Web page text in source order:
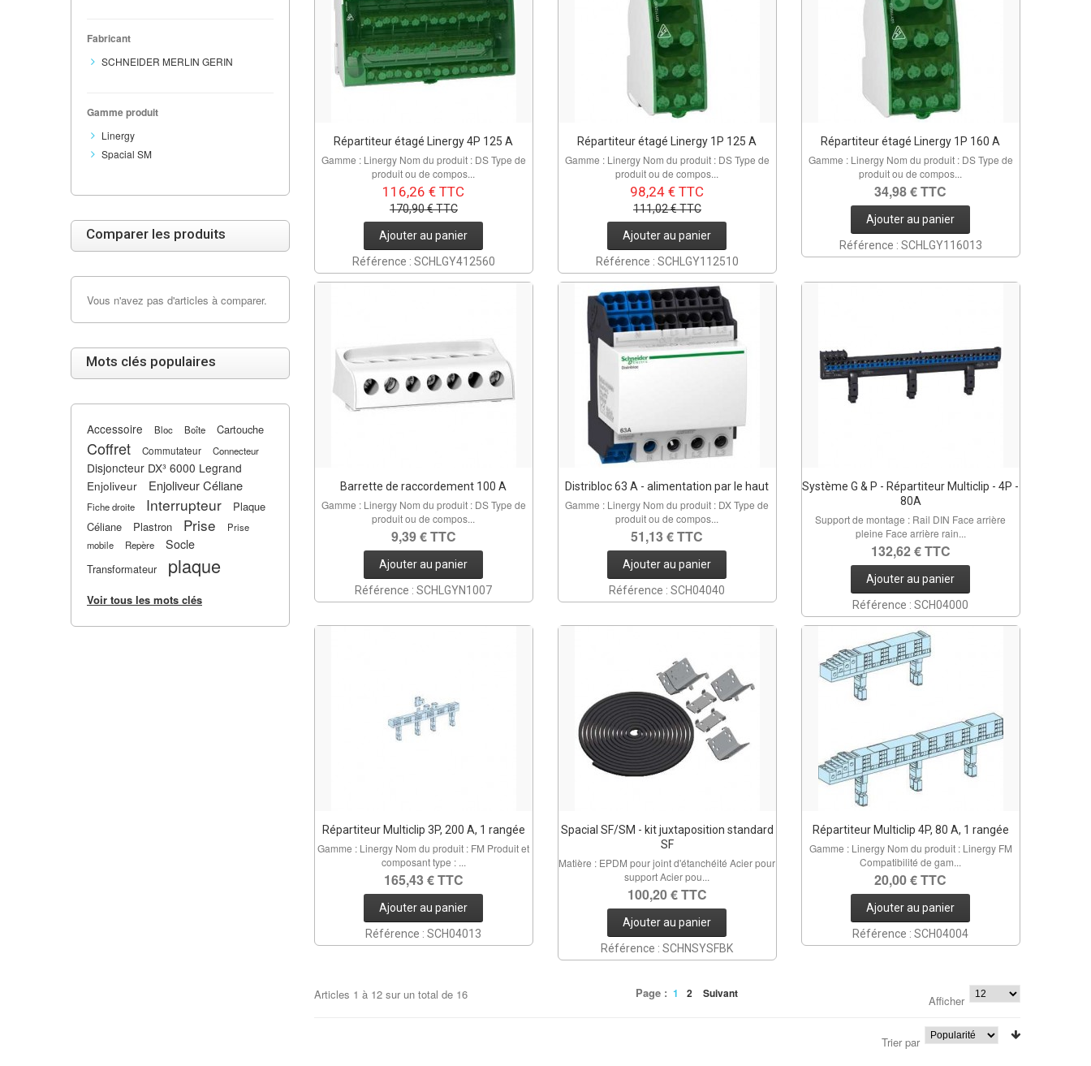
Répartiteur étagé Linergy 4P 125 A
Gamme : Linergy Nom du produit : DS Type de
produit ou de compos...
116,26 € TTC
170,90 € TTC
Ajouter au panier
Référence : SCHLGY412560
Répartiteur étagé Linergy 1P 125 A
Gamme : Linergy Nom du produit : DS Type de
produit ou de compos...
98,24 € TTC
111,02 € TTC
Ajouter au panier
Référence : SCHLGY112510
Répartiteur étagé Linergy 1P 160 A
Gamme : Linergy Nom du produit : DS Type de
produit ou de compos...
34,98 € TTC
Ajouter au panier
Référence : SCHLGY116013
Barrette de raccordement 100 A
Gamme : Linergy Nom du produit : DS Type de
produit ou de compos...
9,39 € TTC
Ajouter au panier
Référence : SCHLGYN1007
Distribloc 63 A - alimentation par le haut
Gamme : Linergy Nom du produit : DX Type de
produit ou de compos...
51,13 € TTC
Ajouter au panier
Référence : SCH04040
Système G & P - Répartiteur Multiclip - 4P -
80A
Support de montage : Rail DIN Face arrière
pleine Face arrière rain...
132,62 € TTC
Ajouter au panier
Référence : SCH04000
Répartiteur Multiclip 3P, 200 A, 1 rangée
Gamme : Linergy Nom du produit : FM Produit et
composant type : ...
165,43 € TTC
Ajouter au panier
Référence : SCH04013
Spacial SF/SM - kit juxtaposition standard
SF
Matière : EPDM pour joint d'étanchéité Acier pour
support Acier pou...
100,20 € TTC
Ajouter au panier
Référence : SCHNSYSFBK
Répartiteur Multiclip 4P, 80 A, 1 rangée
Gamme : Linergy Nom du produit : Linergy FM
Compatibilité de gam...
20,00 € TTC
Ajouter au panier
Référence : SCH04004
Articles 1 à 12 sur un total de 16 Afficher
Page : 1 2 Suivant
Trier par
Fabricant
SCHNEIDER MERLIN GERIN
Gamme produit
Linergy
Spacial SM
Comparer les produits
Vous n'avez pas d'articles à comparer.
Mots clés populaires
Accessoire Bloc Boîte Cartouche
Coffret Commutateur Connecteur
Disjoncteur DX³ 6000 Legrand
Enjoliveur
Enjoliveur Céliane
Fiche droite Interrupteur
Plaque
Céliane
Plastron Prise
Prise
mobile
Repère Socle
Transformateur plaque
Voir tous les mots clés